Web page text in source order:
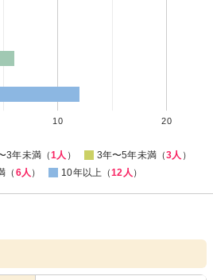
10 20
3年未満（1人 ） 3年〜5年未満（3人 ）
（ 6人 ） 10年以上（12人 ）